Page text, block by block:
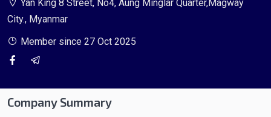
Yan King 8 Street, No4, Aung Minglar Quarter,Magway
City., Myanmar
Member since 27 Oct 2025
Company Summary